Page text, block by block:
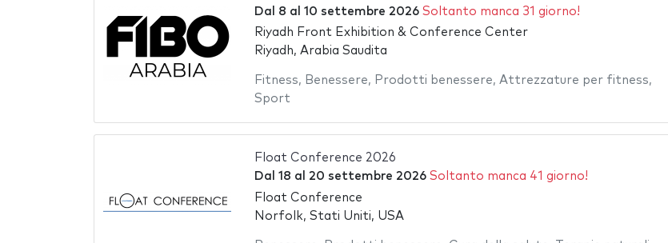
Dal 8 al 10 settembre 2026 Soltanto manca 31 giorno!
Riyadh Front Exhibition & Conference Center
Riyadh, Arabia Saudita
Fitness, Benessere, Prodotti benessere, Attrezzature per fitness,
Sport
Float Conference 2026
Dal 18 al 20 settembre 2026 Soltanto manca 41 giorno!
Float Conference
Norfolk, Stati Uniti, USA